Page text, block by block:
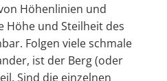
Höhenlinien und
Höhe und Steilheit des
Folgen viele schmale
ist der Berg (oder
Sind die einzelnen